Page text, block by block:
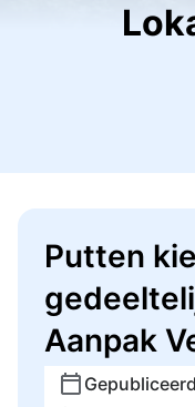
Putten
Aanpak